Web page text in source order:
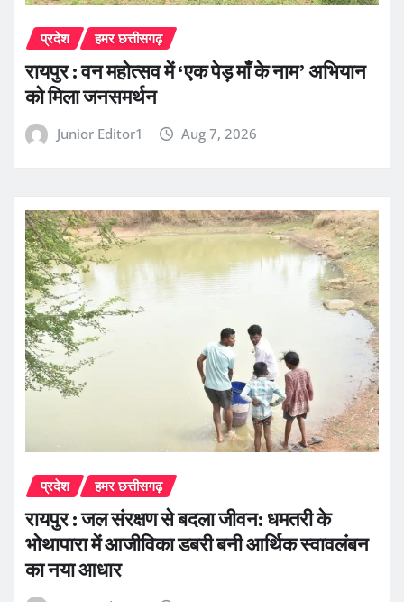
प्रदेश हमर छत्तीसगढ़
रायपुर : वन महोत्सव में ‘एक पेड़ माँ के नाम’ अभियान
को मिला जनसमर्थन
Junior Editor1 Aug 7, 2026
प्रदेश हमर छत्तीसगढ़
रायपुर : जल संरक्षण से बदला जीवन: धमतरी के
भोथापारा में आजीविका डबरी बनी आर्थिक स्वावलंबन
का नया आधार